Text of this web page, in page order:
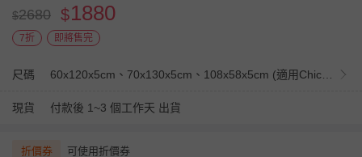
$2680 $1880
7折 即將售完
尺碼
現貨 付款後 1~3 個工作天 出貨
折價券 可使用折價券